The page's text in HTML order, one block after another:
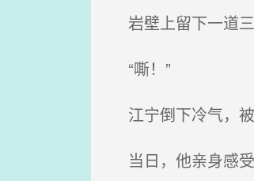
岩壁上留下一道三
“嘶！”
江宁倒下冷气，被
当日，他亲身感受